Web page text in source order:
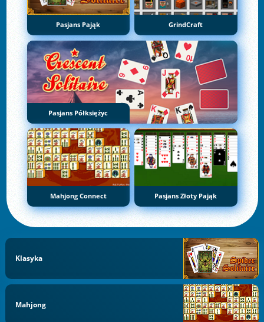
Pasjans Pająk GrindCraft
Pasjans Półksiężyc
Mahjong Connect Pasjans Złoty Pająk
Klasyka
Mahjong